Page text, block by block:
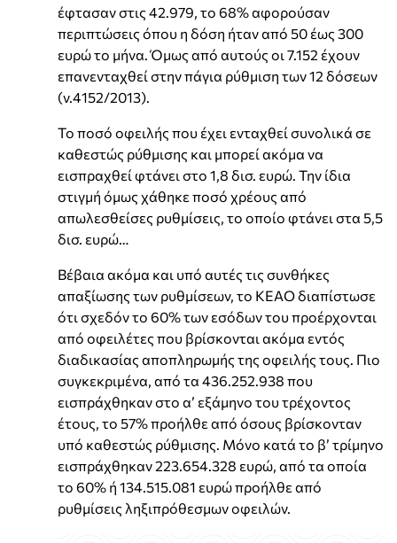
έφτασαν στις 42.979, το 68% αφορούσαν
περιπτώσεις όπου η δόση ήταν από 50 έως 300
ευρώ το μήνα. Όμως από αυτούς οι 7.152 έχουν
επανενταχθεί στην πάγια ρύθμιση των 12 δόσεων
(ν.4152/2013).
Το ποσό οφειλής που έχει ενταχθεί συνολικά σε
καθεστώς ρύθμισης και μπορεί ακόμα να
εισπραχθεί φτάνει στο 1,8 δισ. ευρώ. Την ίδια
στιγμή όμως χάθηκε ποσό χρέους από
απωλεσθείσες ρυθμίσεις, το οποίο φτάνει στα 5,5
δισ. ευρώ…
Βέβαια ακόμα και υπό αυτές τις συνθήκες
απαξίωσης των ρυθμίσεων, το ΚΕΑΟ διαπίστωσε
ότι σχεδόν το 60% των εσόδων του προέρχονται
από οφειλέτες που βρίσκονται ακόμα εντός
διαδικασίας αποπληρωμής της οφειλής τους. Πιο
συγκεκριμένα, από τα 436.252.938 που
εισπράχθηκαν στο α’ εξάμηνο του τρέχοντος
έτους, το 57% προήλθε από όσους βρίσκονταν
υπό καθεστώς ρύθμισης. Μόνο κατά το β’ τρίμηνο
εισπράχθηκαν 223.654.328 ευρώ, από τα οποία
το 60% ή 134.515.081 ευρώ προήλθε από
ρυθμίσεις ληξιπρόθεσμων οφειλών.